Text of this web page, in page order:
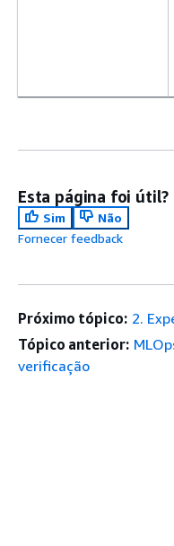
Esta página foi útil?
Sim
Não
Fornecer feedback
Próximo tópico: 2.
Tópico anterior:
verificação